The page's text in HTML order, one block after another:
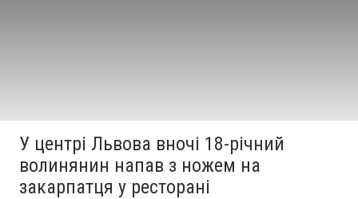
У центрі Львова вночі 18-річний
волинянин напав з ножем на
закарпатця у ресторані